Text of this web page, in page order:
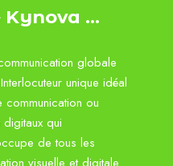
...
globale
unique idéal
ou
qui
de tous les